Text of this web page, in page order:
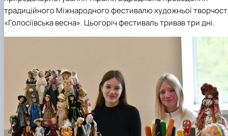
традиційногоМіжнародного фестивалю художньої
«Голосіївська весна». Цьогоріч фестиваль тривав три дні.